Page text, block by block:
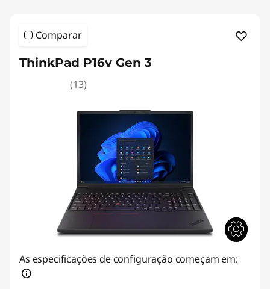
Comparar
ThinkPad P16v Gen 3
(13)
As especificações de configuração começam em: